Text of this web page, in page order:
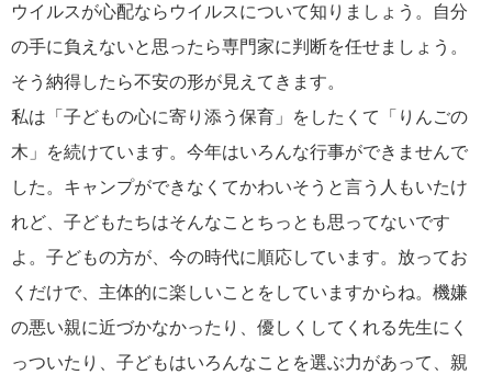
ウイルスが心配ならウイルスについて知りましょう。自分
の手に負えないと思ったら専門家に判断を任せましょう。
そう納得したら不安の形が見えてきます。
私は「子どもの心に寄り添う保育」をしたくて「りんごの
木」を続けています。今年はいろんな行事ができませんで
した。キャンプができなくてかわいそうと言う人もいたけ
れど、子どもたちはそんなことちっとも思ってないです
よ。子どもの方が、今の時代に順応しています。放ってお
くだけで、主体的に楽しいことをしていますからね。機嫌
の悪い親に近づかなかったり、優しくしてくれる先生にく
っついたり、子どもはいろんなことを選ぶ力があって、親